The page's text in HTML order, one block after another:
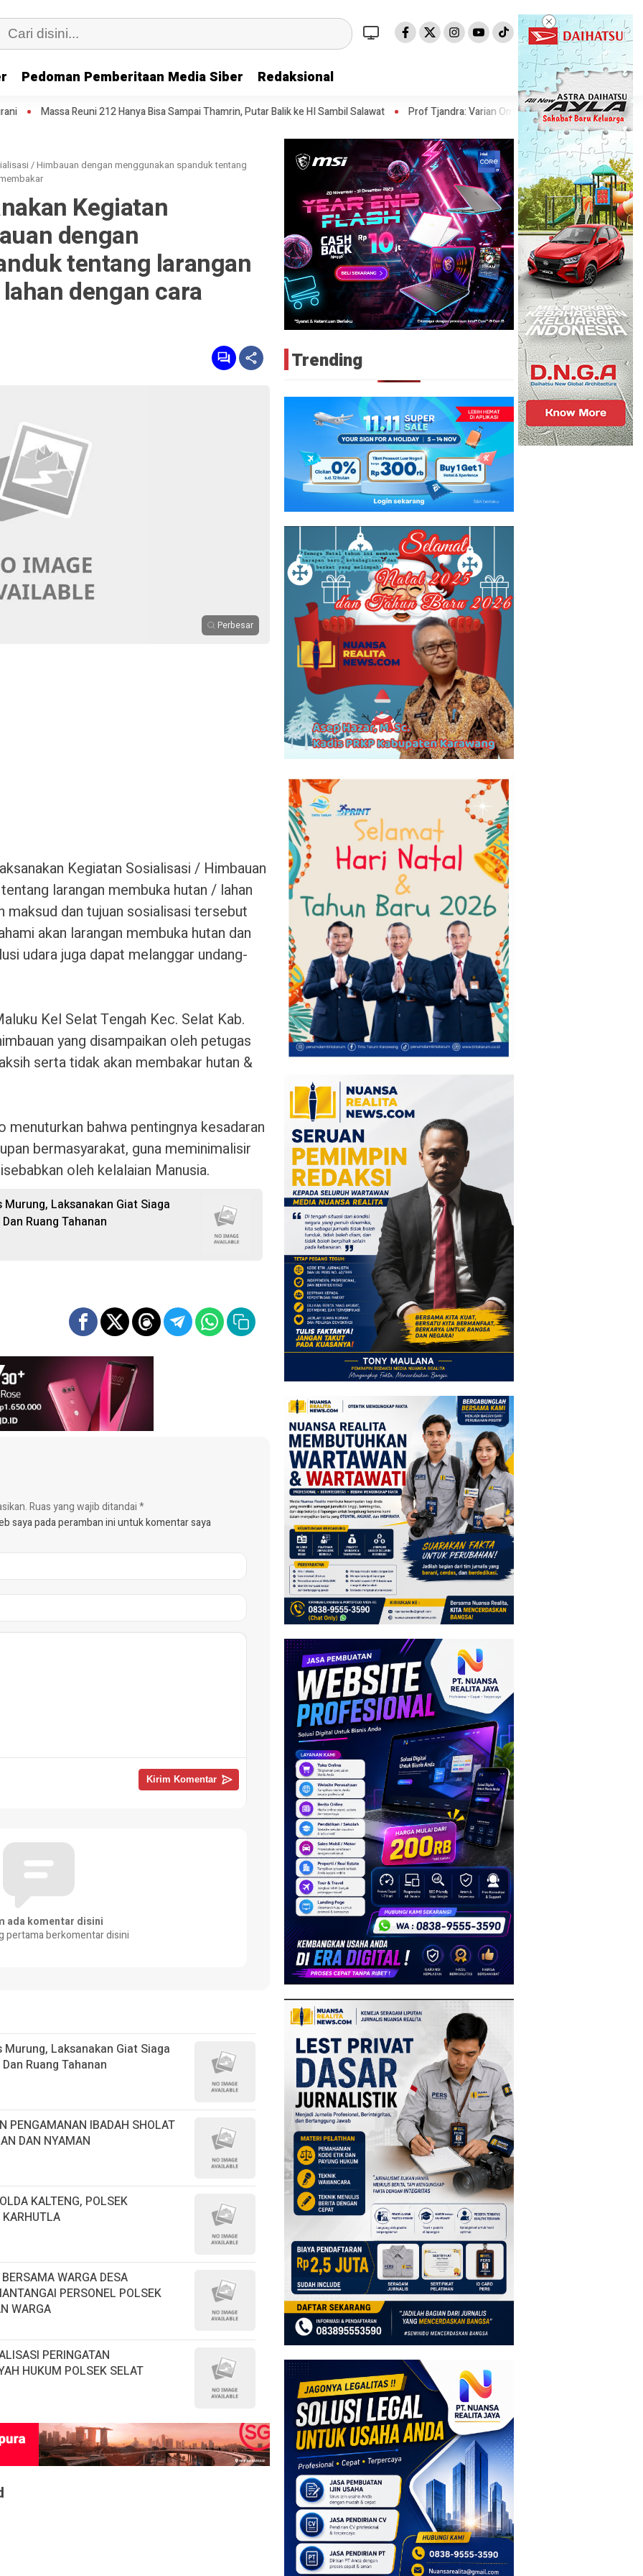
Pedoman Pemberitaan Media Siber Redaksional
212 Hanya Bisa Sampai Thamrin, Putar Balik ke HI Sambil Salawat Prof Tjandra: Varian Omicron Mungkin Berdampak pada Obat Pasien
/ Himbauan dengan menggunakan spanduk tentang
Kegiatan
dengan
tentang larangan
dengan cara
Perbesar
Kegiatan Sosialisasi / Himbauan
larangan membuka hutan / lahan
maksud dan tujuan sosialisasi tersebut
akan larangan membuka hutan dan
udara juga dapat melanggar undang-
Kel Selat Tengah Kec. Selat Kab.
yang disampaikan oleh petugas
serta tidak akan membakar hutan &
bahwa pentingnya kesadaran
bermasyarakat, guna meminimalisir
oleh kelalaian Manusia.
Laksanakan Giat Siaga
Ruang Tahanan
Ruas yang wajib ditandai*
saya pada peramban ini untuk komentar saya
ada komentar disini
pertama berkomentar disini
Laksanakan Giat Siaga
Ruang Tahanan
PENGAMANAN IBADAH SHOLAT
DAN NYAMAN
KALTENG, POLSEK
WARGA DESA
PERSONEL POLSEK
WARGA
PERINGATAN
HUKUM POLSEK SELAT
Trending